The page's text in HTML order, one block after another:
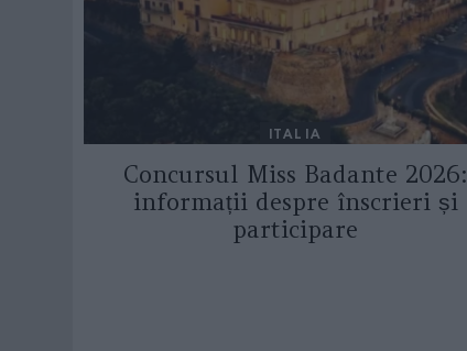
ITALIA
Concursul Miss Badante 2026:
informații despre înscrieri și
participare